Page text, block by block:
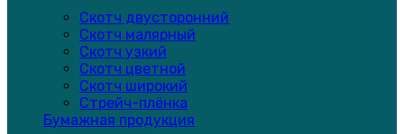
Скотч двусторонний
Скотч малярный
Скотч узкий
Скотч цветной
Скотч широкий
Стрейч-плёнка
Бумажная продукция